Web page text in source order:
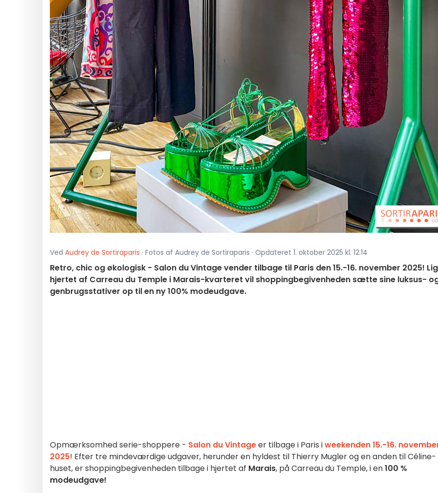
Ved Audrey de Sortiraparis · Fotos af Audrey de Sortiraparis · Opdateret 1. oktober 2025 kl. 12.14
Retro, chic og økologisk - Salon du Vintage vender tilbage til Paris den 15.-16. november 2025!
hjertet af Carreau du Temple i Marais-kvarteret vil shoppingbegivenheden sætte sine luksus-
genbrugsstativer op til en ny 100% modeudgave.
Opmærksomhed serie-shoppere - Salon du Vintageer tilbage i Paris iweekenden 15.-16.
2025! Efter tre mindeværdige udgaver, herunder en hyldest til Thierry Mugler og en anden til Céline-
huset, er shoppingbegivenheden tilbage i hjertet af Marais, på Carreau du Temple, i en100 %
modeudgave!